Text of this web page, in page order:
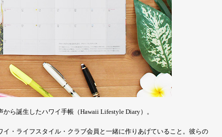
ら誕生したハワイ手帳（Hawaii Lifestyle Diary）。
・ライフスタイル・クラブ会員と一緒に作りあげていること。彼らの